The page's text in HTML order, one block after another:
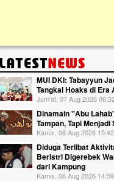
MUI DKI: Tabayyun
Tangkal Hoaks di Era
Jum'at, 07 Aug 2026
Dinamain ''Abu
Tampan, Tapi
Kamis, 06 Aug 2026 15:42
Diduga Terlibat
Beristri Digerebek
dari Kampung
Kamis, 06 Aug 2026 14:59